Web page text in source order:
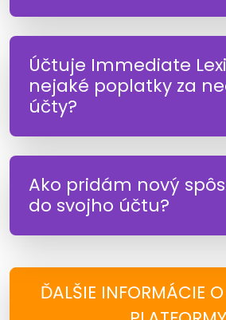
Účtuje Immediate
nejaké poplatky za
účty?
Ako pridám nový
do svojho účtu?
ĎALŠIE INFORMÁCIE